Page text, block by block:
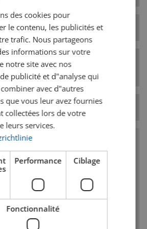
haute fermentation
Bières belges
11° C
parfois légèrement épicé
de girofle grâce au 4-
bananes fruitées dues à la levure
des cookies pour
le contenu, les publicités et
trafic. Nous partageons
informations sur votre
notre site avec nos
publicité et d"analyse qui
avec d"autres
que vous leur avez fournies
collectées lors de votre
leurs services.
Performance Ciblage
Fonctionnalité